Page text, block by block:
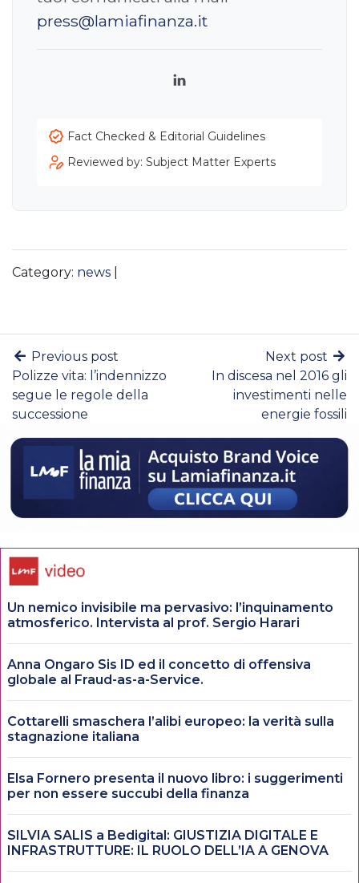
press@lamiafinanza.it
LinkedIn
Fact Checked & Editorial Guidelines
Reviewed by: Subject Matter Experts
Category: news
Previous post
Polizze vita: l’indennizzo
segue le regole della
successione
Next post
In discesa nel 2016 gli
investimenti nelle
energie fossili
Un nemico invisibile ma pervasivo: l’inquinamento
atmosferico. Intervista al prof. Sergio Harari
Anna Ongaro Sis ID ed il concetto di offensiva
globale al Fraud-as-a-Service.
Cottarelli smaschera l’alibi europeo: la verità sulla
stagnazione italiana
Elsa Fornero presenta il nuovo libro: i suggerimenti
per non essere succubi della finanza
SILVIA SALIS a Bedigital: GIUSTIZIA DIGITALE E
INFRASTRUTTURE: IL RUOLO DELL’IA A GENOVA